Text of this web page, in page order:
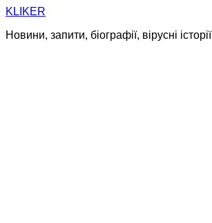
Skip
content
KLIKER
Новини, запити, біографії, вірусні історії